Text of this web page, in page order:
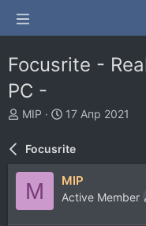
Focusrite -
PC -
А
т
р
е
MIP
Д
т
н
а
ч
17 Апр 2021
Focusrite
M MIP
Active Member